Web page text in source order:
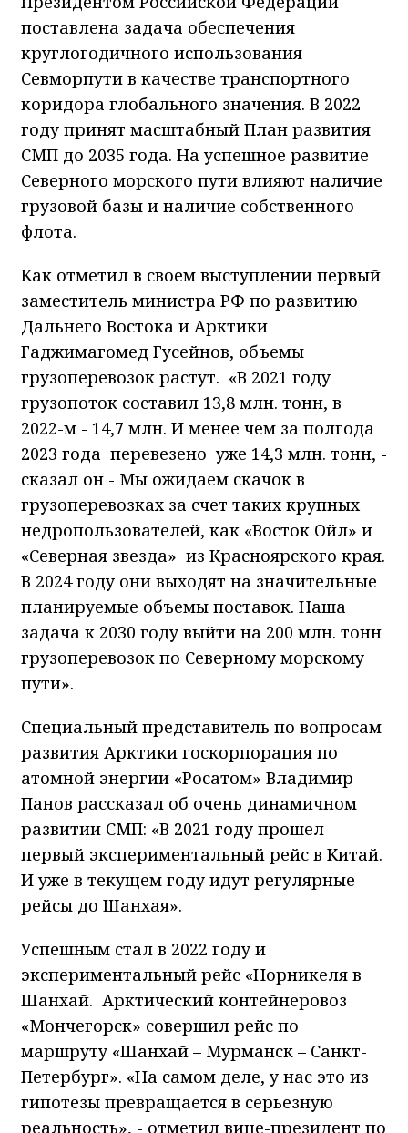
поставлена задача обеспечения
круглогодичного использования
Севморпути в качестве транспортного
коридора глобального значения. В 2022
году принят масштабный План развития
СМП до 2035 года. На успешное развитие
Северного морского пути влияют наличие
грузовой базы и наличие собственного
флота.
Как отметил в своем выступлении первый
заместитель министра РФ по развитию
Дальнего Востока и Арктики
Гаджимагомед Гусейнов, объемы
грузоперевозок растут. «В 2021 году
грузопоток составил 13,8 млн. тонн, в
2022-м - 14,7 млн. И менее чем за полгода
2023 года перевезено уже 14,3 млн. тонн, -
сказал он - Мы ожидаем скачок в
грузоперевозках за счет таких крупных
недропользователей, как «Восток Ойл» и
«Северная звезда» из Красноярского края.
В 2024 году они выходят на значительные
планируемые объемы поставок. Наша
задача к 2030 году выйти на 200 млн. тонн
грузоперевозок по Северному морскому
пути».
Специальный представитель по вопросам
развития Арктики госкорпорация по
атомной энергии «Росатом» Владимир
Панов рассказал об очень динамичном
развитии СМП: «В 2021 году прошел
первый экспериментальный рейс в Китай.
И уже в текущем году идут регулярные
рейсы до Шанхая».
Успешным стал в 2022 году и
экспериментальный рейс «Норникеля в
Шанхай. Арктический контейнеровоз
«Мончегорск» совершил рейс по
маршруту «Шанхай – Мурманск – Санкт-
Петербург». «На самом деле, у нас это из
гипотезы превращается в серьезную
реальность», - отметил вице-президент по